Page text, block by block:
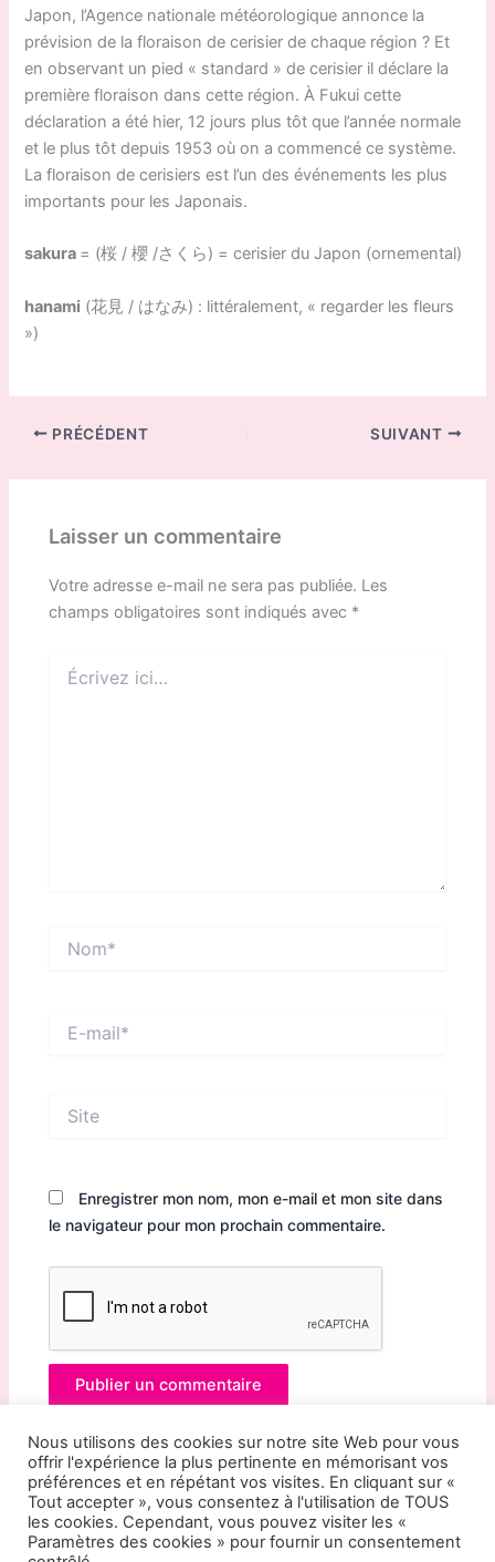
Japon, l’Agence nationale météorologique annonce la
prévision de la floraison de cerisier de chaque région ? Et
en observant un pied « standard » de cerisier il déclare la
première floraison dans cette région. À Fukui cette
déclaration a été hier, 12 jours plus tôt que l’année normale
et le plus tôt depuis 1953 où on a commencé ce système.
La floraison de cerisiers est l’un des événements les plus
importants pour les Japonais.
sakura = (桜 / 櫻 /さくら) = cerisier du Japon (ornemental)
hanami (花見 / はなみ) : littéralement, « regarder les fleurs
»)
PRÉCÉDENT SUIVANT
Laisser un commentaire
Votre adresse e-mail ne sera pas publiée. Les
champs obligatoires sont indiqués avec *
ici…
mail*
Enregistrer mon nom, mon e-mail et mon site dans
le navigateur pour mon prochain commentaire.
Nous utilisons des cookies sur notre site Web pour vous
offrir l'expérience la plus pertinente en mémorisant vos
préférences et en répétant vos visites. En cliquant sur «
Tout accepter », vous consentez à l'utilisation de TOUS
les cookies. Cependant, vous pouvez visiter les «
Paramètres des cookies » pour fournir un consentement